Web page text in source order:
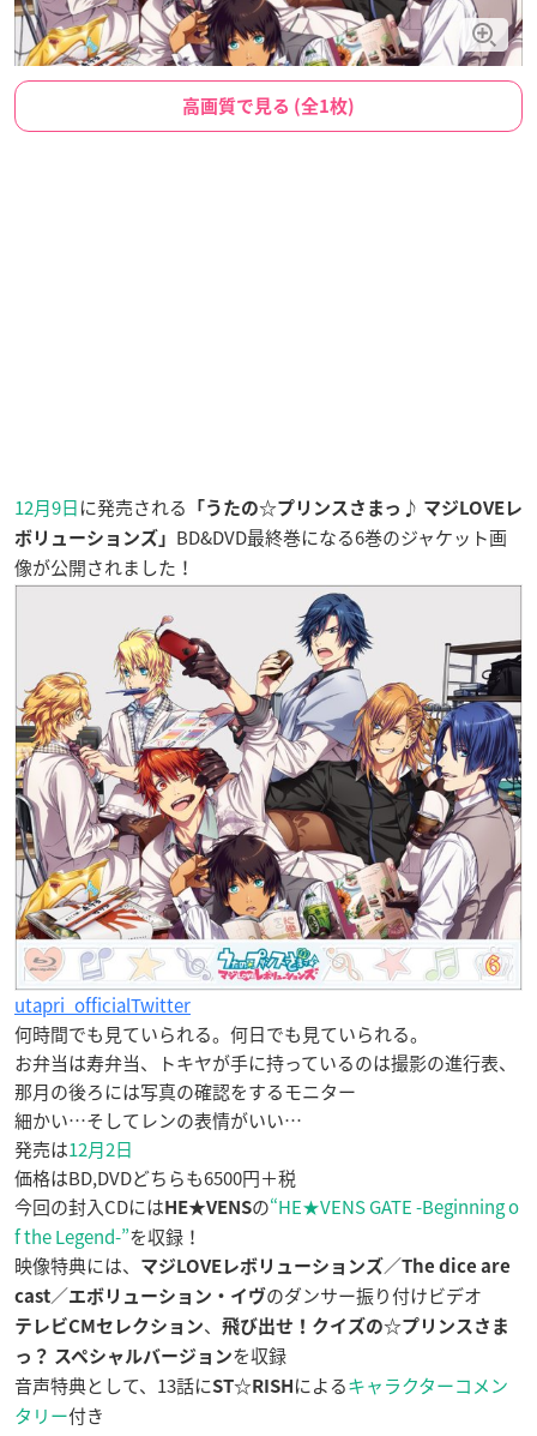
高画質で見る (全1枚)
12月9日に発売される
「うたの☆プリンスさまっ♪ マジLOVEレ
ボリューションズ」 BD&DVD最終巻になる6巻のジャケット画
像が公開されました！
utapri_officialTwitter
何時間でも見ていられる。何日でも見ていられる。
お弁当は寿弁当、トキヤが手に持っているのは撮影の進行表、
那月の後ろには写真の確認をするモニター
細かい…そしてレンの表情がいい…
発売は12月2日
価格はBD,DVDどちらも6500円＋税
今回の封入CDには HE★VENSの“HE★VENS GATE -Beginning o
f the Legend-”を収録！
映像特典には、
マジLOVEレボリューションズ ／The dice are
cast／エボリューション・イヴのダンサー振り付けビデオ
テレビCMセレクション、
飛び出せ！クイズの☆プリンスさま
っ？ スペシャルバージョンを収録
音声特典として、13話にST☆RISH によるキャラクターコメン
タリー付き